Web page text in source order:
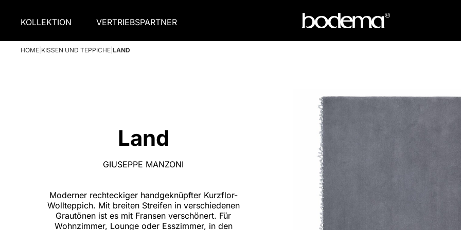
KOLLEKTION VERTRIEBSPARTNER
HOME KISSEN UND TEPPICHE LAND
Land
GIUSEPPE MANZONI
Moderner rechteckiger handgeknüpfter Kurzflor-
Wollteppich. Mit breiten Streifen in verschiedenen
Grautönen ist es mit Fransen verschönert. Für
Wohnzimmer, Lounge oder Esszimmer, in den